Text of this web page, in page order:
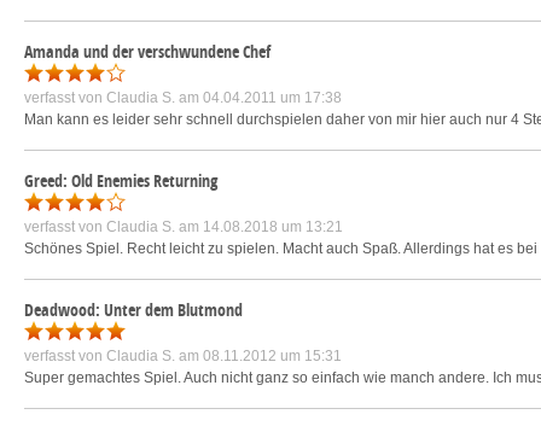
Amanda und der verschwundene Chef
verfasst von Claudia S. am 04.04.2011 um 17:38
Man kann es leider sehr schnell durchspielen daher von mir hier auch nur 4
Greed: Old Enemies Returning
verfasst von Claudia S. am 14.08.2018 um 13:21
Schönes Spiel. Recht leicht zu spielen. Macht auch Spaß. Allerdings hat es
Deadwood: Unter dem Blutmond
verfasst von Claudia S. am 08.11.2012 um 15:31
Super gemachtes Spiel. Auch nicht ganz so einfach wie manch andere. Ich